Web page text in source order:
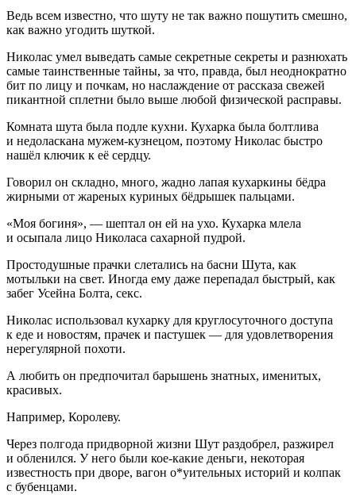
Ведь всем известно, что шуту не так важно пошутить смешно,
как важно угодить шуткой.
Николас умел выведать самые секретные секреты и разнюхать
самые таинственные тайны, за что, правда, был неоднократно
бит по лицу и почкам, но наслаждение от рассказа свежей
пикантной сплетни было выше любой физической расправы.
Комната шута была подле кухни. Кухарка была болтлива
и недоласкана мужем-кузнецом, поэтому Николас быстро
нашёл ключик к её сердцу.
Говорил он складно, много, жадно лапая кухаркины бёдра
жирными от жареных куриных бёдрышек пальцами.
«Моя богиня», — шептал он ей на ухо. Кухарка млела
и осыпала лицо Николаса сахарной пудрой.
Простодушные прачки слетались на басни Шута, как
мотыльки на свет. Иногда ему даже перепадал быстрый, как
забег Усейна Болта, секс.
Николас использовал кухарку для круглосуточного доступа
к еде и новостям, прачек и пастушек — для удовлетворения
нерегулярной похоти.
А любить он предпочитал барышень знатных, именитых,
красивых.
Например, Королеву.
Через полгода придворной жизни Шут раздобрел, разжирел
и обленился. У него были кое-какие деньги, некоторая
известность при дворе, вагон о*уительных историй и колпак
с бубенцами.